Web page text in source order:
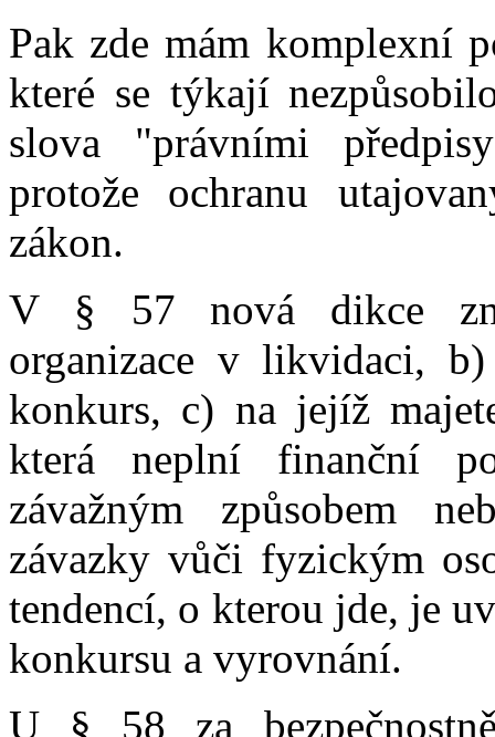
Pak zde mám komplexní
které se týkají
slova "právními
protože ochranu
zákon.
V § 57 nová dikce
organizace v likvidaci,
konkurs, c) na jejíž
která neplní finanční
závažným způsobem
závazky vůči fyzickým
tendencí, o kterou jde, je
konkursu a vyrovnání.
U § 58 za